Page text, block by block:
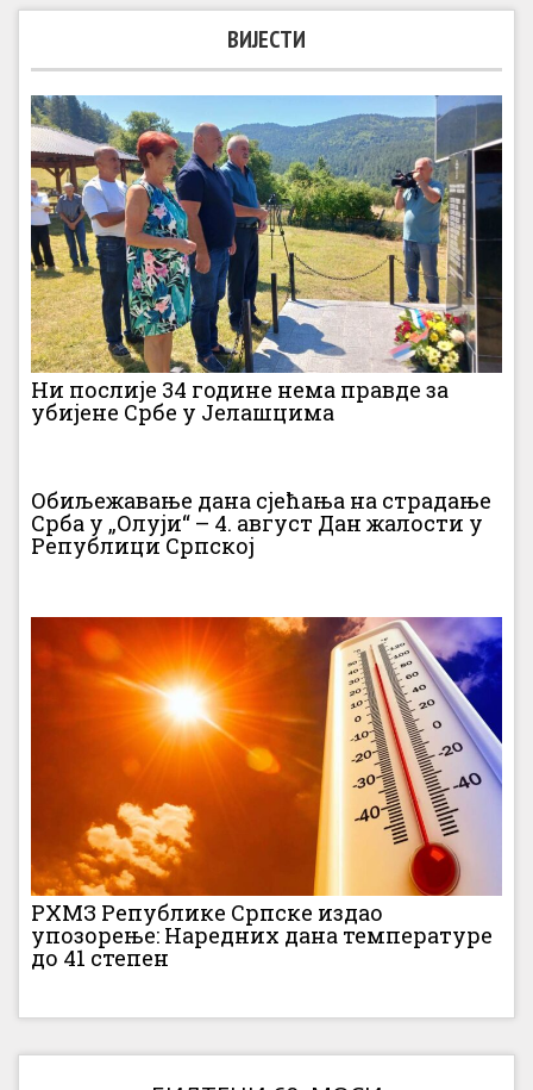
ВИЈЕСТИ
Ни послије 34 године нема правде за
убијене Србе у Јелашцима
Обиљежавање дана сјећања на страдање
Срба у „Олуји“ – 4. август Дан жалости у
Републици Српској
РХМЗ Републике Српске издао
упозорење: Наредних дана температуре
до 41 степен